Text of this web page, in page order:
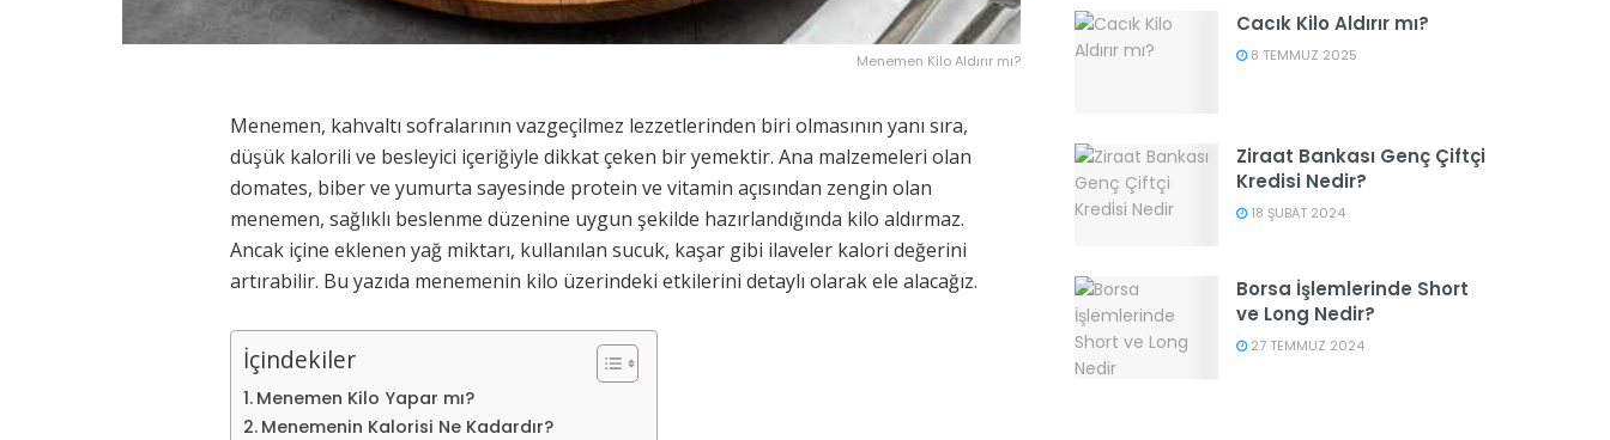
Menemen Kilo Aldırır mı?
Menemen, kahvaltı sofralarının vazgeçilmez lezzetlerinden biri olmasının yanı sıra,
düşük kalorili ve besleyici içeriğiyle dikkat çeken bir yemektir. Ana malzemeleri olan
domates, biber ve yumurta sayesinde protein ve vitamin açısından zengin olan
menemen, sağlıklı beslenme düzenine uygun şekilde hazırlandığında kilo aldırmaz.
Ancak içine eklenen yağ miktarı, kullanılan sucuk, kaşar gibi ilaveler kalori değerini
artırabilir. Bu yazıda menemenin kilo üzerindeki etkilerini detaylı olarak ele alacağız.
İçindekiler
Menemen Kilo Yapar mı?
Menemenin Kalorisi Ne Kadardır?
Cacık Kilo Aldırır mı?
8 TEMMUZ 2025
Ziraat Bankası Genç Çiftçi
Kredisi Nedir?
18 ŞUBAT 2024
Borsa İşlemlerinde Short
ve Long Nedir?
27 TEMMUZ 2024